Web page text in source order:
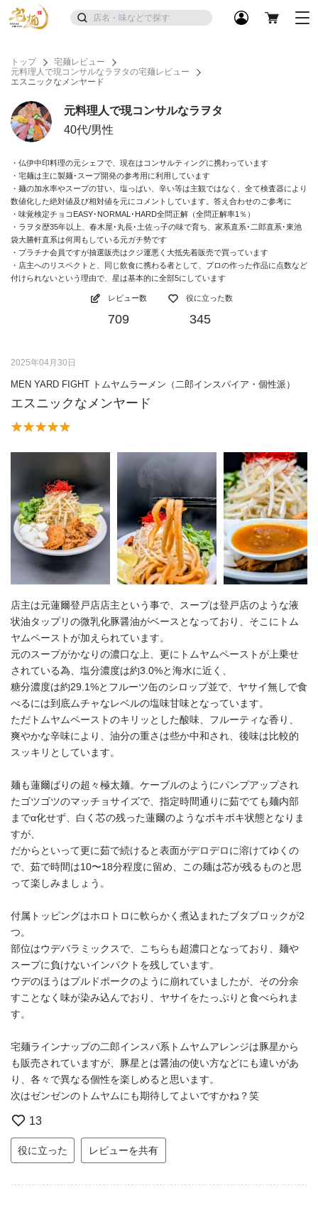
トップ
宅麺レビュー
元料理人で現コンサルなラヲタの宅麺レビュー
エスニックなメンヤード
元料理人で現コンサルなラヲタ
40代/男性
・仏伊中印料理の元シェフで、現在はコンサルティングに携わっています
・宅麺は主に製麺･スープ開発の参考用に利用しています
・麺の加水率やスープの甘い、塩っぱい、辛い等は主観ではなく、全て検査器により
数値化した絶対値及び相対値を元にコメントしています。答え合わせのご参考に
・味覚検定チョコEASY･NORMAL･HARD全問正解（全問正解率1％）
・ラヲタ歴35年以上、春木屋･丸長･土佐っ子の味で育ち、家系直系･二郎直系･東池
袋大勝軒直系は何周もしている元ガチ勢です
・プラチナ会員ですが抽選販売はクジ運悪く大抵先着販売で買っています
・店主へのリスペクトと、同じ飲食に携わる者として、プロの作った作品に点数など
付けられないという理由で、星は基本的に全部5にしています
レビュー数
709
役に立った数
345
2025年04月30日
MEN YARD FIGHT トムヤムラーメン（二郎インスパイア・個性派）
エスニックなメンヤード
店主は元蓮爾登戸店店主という事で、スープは登戸店のような液
状油タップリの微乳化豚醤油がベースとなっており、そこにトム
ヤムペーストが加えられています。
元のスープがかなりの濃口な上、更にトムヤムペーストが上乗せ
されている為、塩分濃度は約3.0%と海水に近く、
糖分濃度は約29.1%とフルーツ缶のシロップ並で、ヤサイ無しで食
べるには到底ムチャなレベルの塩味甘味となっています。
ただトムヤムペーストのキリッとした酸味、フルーティな香り、
爽やかな辛味により、油分の重さは些か中和され、後味は比較的
スッキリとしています。
麺も蓮爾ばりの超々極太麺。ケーブルのようにパンプアップされ
たゴツゴツのマッチョサイズで、指定時間通りに茹でても麺内部
までα化せず、白く芯の残った蓮爾のようなボキボキ状態となりま
すが、
だからといって更に茹で続けると表面がデロデロに溶けてゆくの
で、茹で時間は10〜18分程度に留め、この麺は芯が残るものと思
って楽しみましょう。
付属トッピングはホロトロに軟らかく煮込まれたブタブロックが2
つ。
部位はウデバラミックスで、こちらも超濃口となっており、麺や
スープに負けないインパクトを残しています。
ウデのほうはプルドポークのように崩れていましたが、その分余
すことなく味が染み込んでおり、ヤサイをたっぷりと食べられま
す。
宅麺ラインナップの二郎インスパ系トムヤムアレンジは豚星から
も販売されていますが、豚星とは醤油の使い方などにも違いがあ
り、各々で異なる個性を楽しめると思います。
次はゼンゼンのトムヤムにも期待してよいですかね？笑
13
役に立った レビューを共有